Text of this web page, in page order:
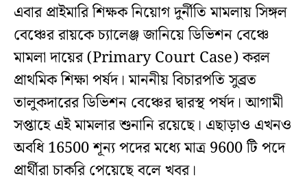
এবার প্রাইমারি শিক্ষক নিয়োগ দুর্নীতি মামলায় সিঙ্গল
বেঞ্চের রায়কে চ্যালেঞ্জ জানিয়ে ডিভিশন বেঞ্চে
মামলা দায়ের (Primary Court Case) করল
প্রাথমিক শিক্ষা পর্ষদ। মাননীয় বিচারপতি সুব্রত
তালুকদারের ডিভিশন বেঞ্চের দ্বারস্থ পর্ষদ। আগামী
সপ্তাহে এই মামলার শুনানি রয়েছে। এছাড়াও এখনও
অবধি 16500 শূন্য পদের মধ্যে মাত্র 9600 টি পদে
প্রার্থীরা চাকরি পেয়েছে বলে খবর।